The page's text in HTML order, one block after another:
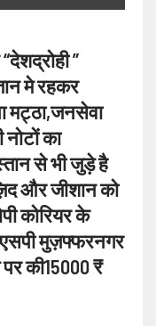
”
मे रहकर
मट्ठा,जनसेवा
का
से भी जुड़े है
और जीशान को
कोरियर के
मुज़फ्फरनगर
की15000 ₹